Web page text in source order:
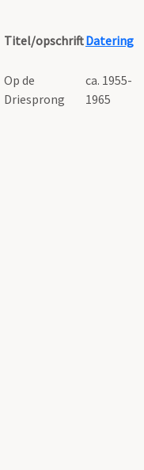
Titel/opschriftDatering
Op de
Driesprong
ca. 1955-
1965